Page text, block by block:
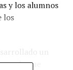
y los alumnos
los
un
lo que